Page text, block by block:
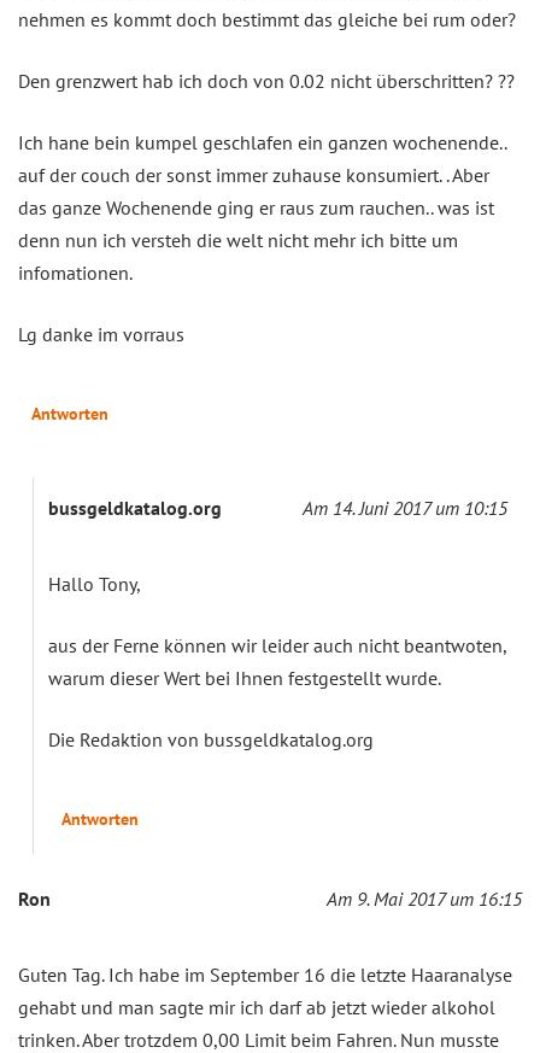
nehmen es kommt doch bestimmt das gleiche bei rum oder?
Den grenzwert hab ich doch von 0.02 nicht überschritten? ??
Ich hane bein kumpel geschlafen ein ganzen wochenende..
auf der couch der sonst immer zuhause konsumiert. . Aber
das ganze Wochenende ging er raus zum rauchen.. was ist
denn nun ich versteh die welt nicht mehr ich bitte um
infomationen.
Lg danke im vorraus
Antworten
bussgeldkatalog.org Am 14. Juni 2017 um 10:15
Hallo Tony,
aus der Ferne können wir leider auch nicht beantwoten,
warum dieser Wert bei Ihnen festgestellt wurde.
Die Redaktion von bussgeldkatalog.org
Antworten
Ron Am 9. Mai 2017 um 16:15
Guten Tag. Ich habe im September 16 die letzte Haaranalyse
gehabt und man sagte mir ich darf ab jetzt wieder alkohol
trinken. Aber trotzdem 0,00 Limit beim Fahren. Nun musste